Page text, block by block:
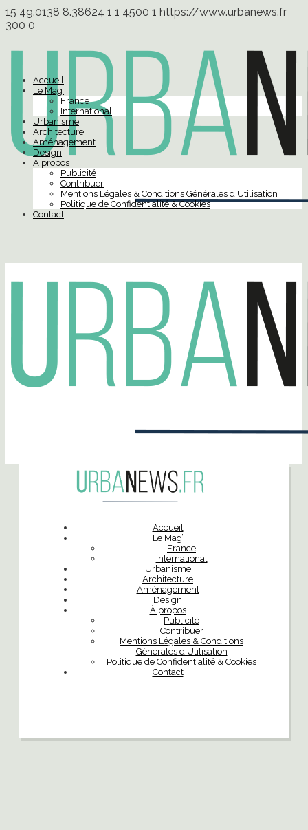
15 49.0138 8.38624 1 1 4500 1 https://www.urbanews.fr
300 0
Accueil
Le Mag’
France
International
Urbanisme
Architecture
Aménagement
Design
À propos
Publicité
Contribuer
Mentions Légales & Conditions Générales d’Utilisation
Politique de Confidentialité & Cookies
Contact
Accueil
Le Mag’
France
International
Urbanisme
Architecture
Aménagement
Design
À propos
Publicité
Contribuer
Mentions Légales & Conditions
Générales d’Utilisation
Politique de Confidentialité & Cookies
Contact